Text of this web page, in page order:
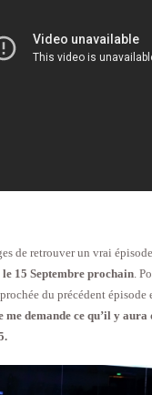
de retrouver un vrai
15 Septembre prochain .
du précédent épisode
me demande ce qu’il y